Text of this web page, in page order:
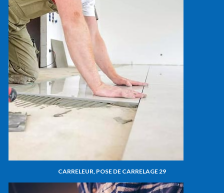
CARRELEUR, POSE DE CARRELAGE 29